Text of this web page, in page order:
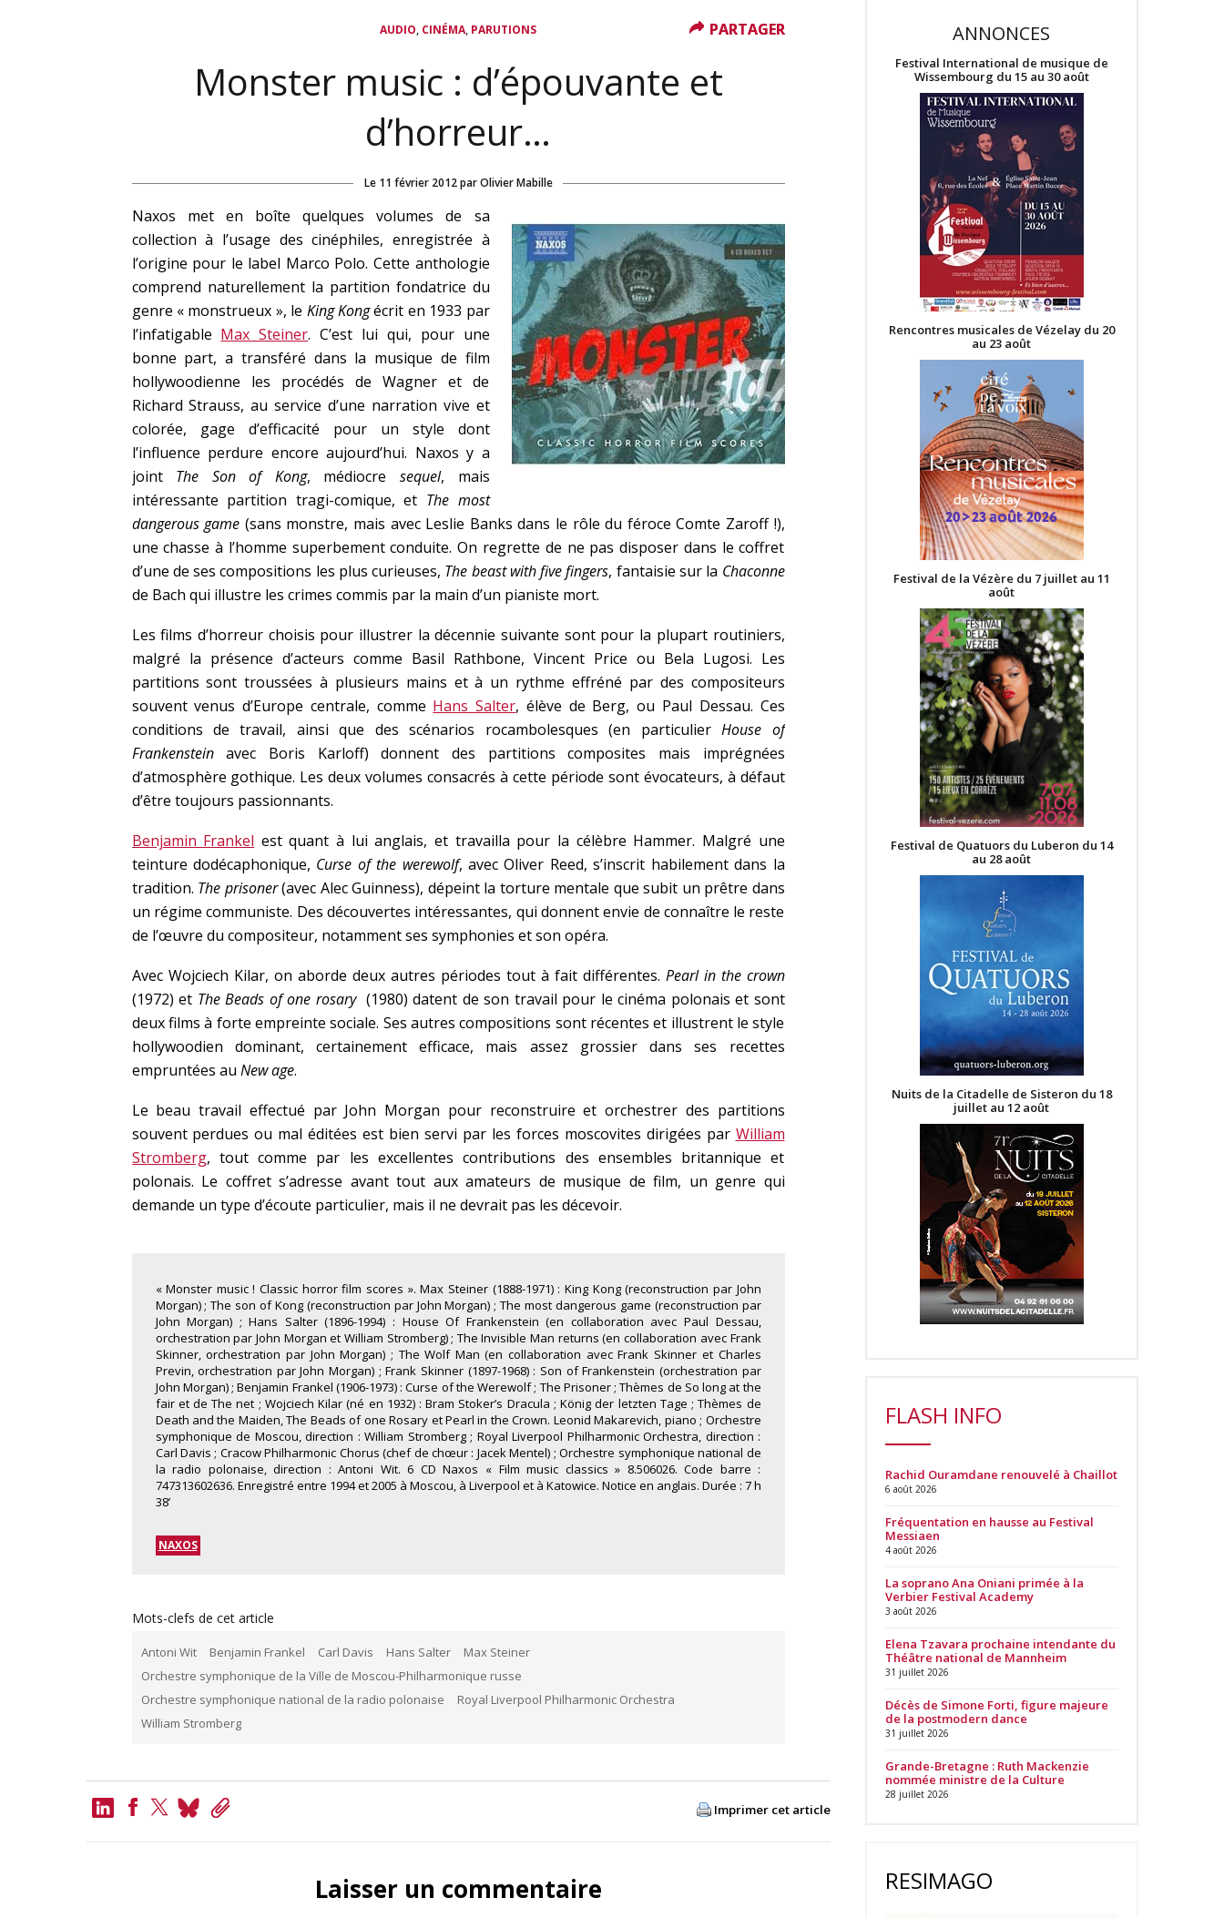
AUDIO, CINÉMA, PARUTIONS
Monster music : d’épouvante et
d’horreur…
Le 11 février 2012 par Olivier Mabille
Naxos met en boîte quelques volumes de sa
collection à l’usage des cinéphiles, enregistrée à
l’origine pour le label Marco Polo. Cette anthologie
comprend naturellement la partition fondatrice du
genre « monstrueux », le King Kongécrit en 1933 par
l’infatigable Max Steiner. C’est lui qui, pour une
bonne part, a transféré dans la musique de film
hollywoodienne les procédés de Wagner et de
Richard Strauss, au service d’une narration vive et
colorée, gage d’efficacité pour un style dont
l’influence perdure encore aujourd’hui. Naxos y a
joint The Son of Kong, médiocre sequel, mais
intéressante partition tragi-comique, et The most
dangerous game (sans monstre, mais avec Leslie Banks dans le rôle du féroce Comte Zaroff !),
une chasse à l’homme superbement conduite. On regrette de ne pas disposer dans le coffret
d’une de ses compositions les plus curieuses, The beast with five fingers, fantaisie sur la Chaconne
de Bach qui illustre les crimes commis par la main d’un pianiste mort.
Les films d’horreur choisis pour illustrer la décennie suivante sont pour la plupart routiniers,
malgré la présence d’acteurs comme Basil Rathbone, Vincent Price ou Bela Lugosi. Les
partitions sont troussées à plusieurs mains et à un rythme effréné par des compositeurs
souvent venus d’Europe centrale, comme Hans Salter, élève de Berg, ou Paul Dessau. Ces
conditions de travail, ainsi que des scénarios rocambolesques (en particulierHouse of
Frankensteinavec Boris Karloff) donnent des partitions composites mais imprégnées
d’atmosphère gothique. Les deux volumes consacrés à cette période sont évocateurs, à défaut
d’être toujours passionnants.
Benjamin Frankel est quant à lui anglais, et travailla pour la célèbre Hammer. Malgré une
teinture dodécaphonique, Curse of the werewolf, avec Oliver Reed, s’inscrit habilement dans la
tradition. The prisoner(avec Alec Guinness), dépeint la torture mentale que subit un prêtre dans
un régime communiste. Des découvertes intéressantes, qui donnent envie de connaître le reste
de l’œuvre du compositeur, notamment ses symphonies et son opéra.
Avec Wojciech Kilar, on aborde deux autres périodes tout à fait différentes. Pearl in the crown
(1972) et The Beads of one rosary(1980) datent de son travail pour le cinéma polonais et sont
deux films à forte empreinte sociale. Ses autres compositions sont récentes et illustrent le style
hollywoodien dominant, certainement efficace, mais assez grossier dans ses recettes
empruntées au New age.
Le beau travail effectué par John Morgan pour reconstruire et orchestrer des partitions
souvent perdues ou mal éditées est bien servi par les forces moscovites dirigées par William
Stromberg, tout comme par les excellentes contributions des ensembles britannique et
polonais. Le coffret s’adresse avant tout aux amateurs de musique de film, un genre qui
demande un type d’écoute particulier, mais il ne devrait pas les décevoir.
PARTAGER
« Monster music ! Classic horror film scores ». Max Steiner (1888-1971) : King Kong (reconstruction par John
Morgan) ; The son of Kong (reconstruction par John Morgan) ; The most dangerous game (reconstruction par
John Morgan) ; Hans Salter (1896-1994) : House Of Frankenstein (en collaboration avec Paul Dessau,
orchestration par John Morgan et William Stromberg) ; The Invisible Man returns (en collaboration avec Frank
Skinner, orchestration par John Morgan) ; The Wolf Man (en collaboration avec Frank Skinner et Charles
Previn, orchestration par John Morgan) ; Frank Skinner (1897-1968) : Son of Frankenstein (orchestration par
John Morgan) ; Benjamin Frankel (1906-1973) : Curse of the Werewolf ; The Prisoner ; Thèmes de So long at the
fair et de The net ; Wojciech Kilar (né en 1932) : Bram Stoker’s Dracula ; König der letzten Tage ; Thèmes de
Death and the Maiden, The Beads of one Rosary et Pearl in the Crown. Leonid Makarevich, piano ; Orchestre
symphonique de Moscou, direction : William Stromberg ; Royal Liverpool Philharmonic Orchestra, direction :
Carl Davis ; Cracow Philharmonic Chorus (chef de chœur : Jacek Mentel) ; Orchestre symphonique national de
la radio polonaise, direction : Antoni Wit. 6 CD Naxos « Film music classics » 8.506026. Code barre :
747313602636. Enregistré entre 1994 et 2005 à Moscou, à Liverpool et à Katowice. Notice en anglais. Durée : 7 h
38’
PARTAGER
NAXOS
Mots-clefs de cet article
Antoni Wit Benjamin Frankel Carl Davis Hans Salter
Max Steiner
Orchestre symphonique de la Ville de Moscou-Philharmonique russe
Orchestre symphonique national de la radio polonaise
Royal Liverpool Philharmonic Orchestra
William Stromberg
LinkedIn
BlueskyCopy
Imprimer cet article
Laisser un commentaire
ANNONCES
Festival International de musique de
Wissembourg du 15 au 30 août
Rencontres musicales de Vézelay du 20
au 23 août
Festival de la Vézère du 7 juillet au 11
août
Festival de Quatuors du Luberon du 14
au 28 août
Nuits de la Citadelle de Sisteron du 18
juillet au 12 août
FLASH INFO
Rachid Ouramdane renouvelé à Chaillot
6 août 2026
Fréquentation en hausse au Festival
Messiaen
4 août 2026
La soprano Ana Oniani primée à la
Verbier Festival Academy
3 août 2026
Elena Tzavara prochaine intendante du
Théâtre national de Mannheim
31 juillet 2026
Décès de Simone Forti, figure majeure
de la postmodern dance
31 juillet 2026
Grande-Bretagne : Ruth Mackenzie
nommée ministre de la Culture
28 juillet 2026
RESIMAGO